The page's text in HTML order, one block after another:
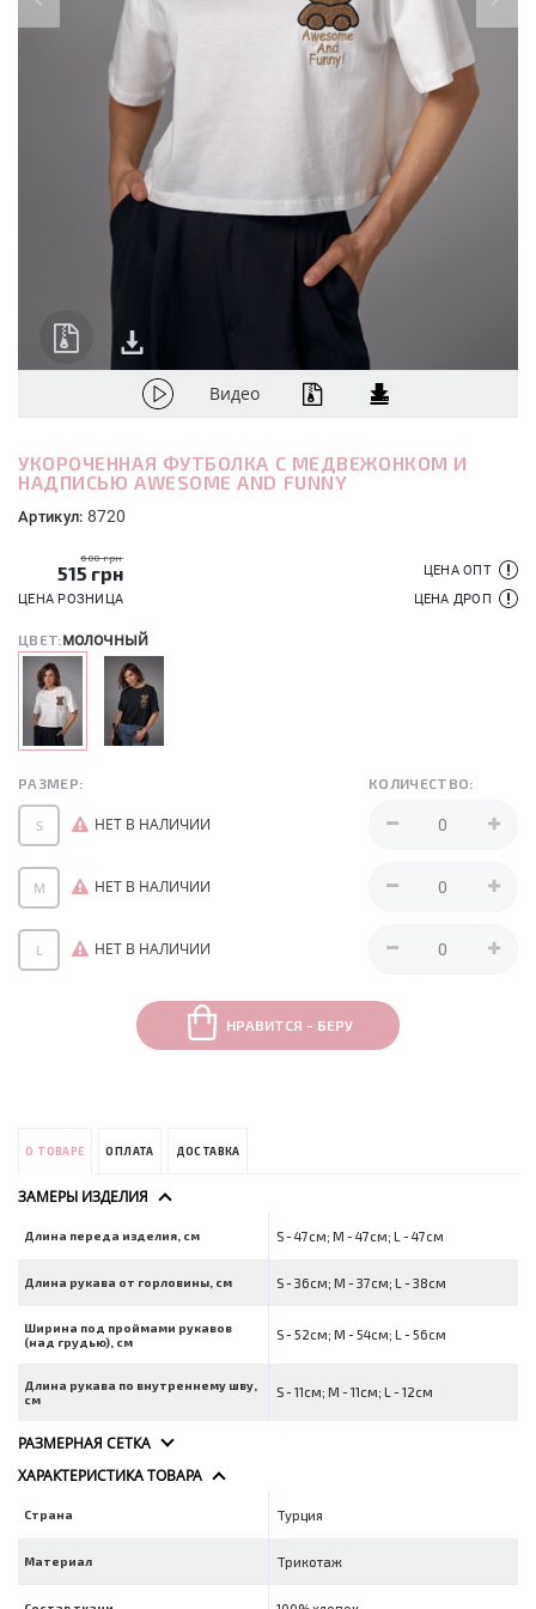
Видео
УКОРОЧЕННАЯ ФУТБОЛКА С МЕДВЕЖОНКОМ И
НАДПИСЬЮ AWESOME AND FUNNY
Артикул: 8720
600 грн
515 грн
ЦЕНА РОЗНИЦА
ЦЕНА ОПТ
ЦЕНА ДРОП
ЦВЕТ:молочный
РАЗМЕР: КОЛИЧЕСТВО:
S НЕТ В НАЛИЧИИ
M НЕТ В НАЛИЧИИ
L НЕТ В НАЛИЧИИ
НРАВИТСЯ - БЕРУ
О ТОВАРЕ ОПЛАТА ДОСТАВКА
ЗАМЕРЫ ИЗДЕЛИЯ
Длина переда изделия, см S - 47см; M - 47см; L - 47см
Длина рукава от горловины, см S - 36см; M - 37см; L - 38см
Ширина под проймами рукавов
(над грудью), см
S - 52см; M - 54см; L - 56см
Длина рукава по внутреннему шву,
см
S - 11см; M - 11см; L - 12см
РАЗМЕРНАЯ СЕТКА
ХАРАКТЕРИСТИКА ТОВАРА
Страна Турция
Материал Трикотаж